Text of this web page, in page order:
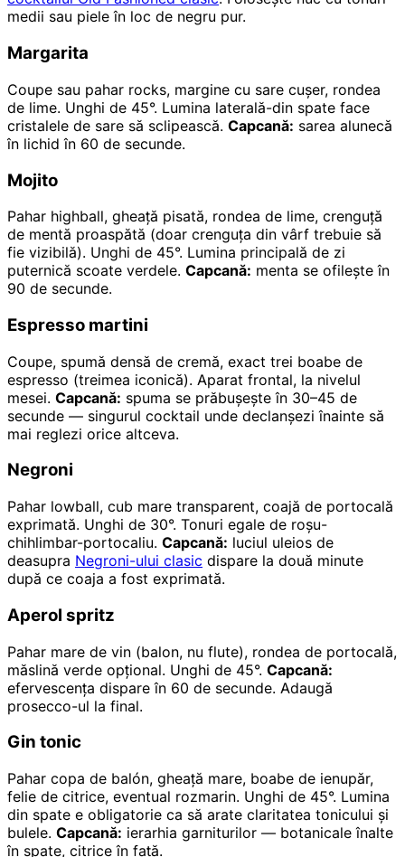
medii sau piele în loc de negru pur.
Margarita
Coupe sau pahar rocks, margine cu sare cușer, rondea
de lime. Unghi de 45°. Lumina laterală-din spate face
cristalele de sare să sclipească. Capcană: sarea alunecă
în lichid în 60 de secunde.
Mojito
Pahar highball, gheață pisată, rondea de lime, crenguță
de mentă proaspătă (doar crenguța din vârf trebuie să
fie vizibilă). Unghi de 45°. Lumina principală de zi
puternică scoate verdele. Capcană: menta se ofilește în
90 de secunde.
Espresso martini
Coupe, spumă densă de cremă, exact trei boabe de
espresso (treimea iconică). Aparat frontal, la nivelul
mesei. Capcană: spuma se prăbușește în 30–45 de
secunde — singurul cocktail unde declanșezi înainte să
mai reglezi orice altceva.
Negroni
Pahar lowball, cub mare transparent, coajă de portocală
exprimată. Unghi de 30°. Tonuri egale de roșu-
chihlimbar-portocaliu. Capcană: luciul uleios de
deasupra Negroni-ului clasic dispare la două minute
după ce coaja a fost exprimată.
Aperol spritz
Pahar mare de vin (balon, nu flute), rondea de portocală,
măslină verde opțional. Unghi de 45°. Capcană:
efervescența dispare în 60 de secunde. Adaugă
prosecco-ul la final.
Gin tonic
Pahar copa de balón, gheață mare, boabe de ienupăr,
felie de citrice, eventual rozmarin. Unghi de 45°. Lumina
din spate e obligatorie ca să arate claritatea tonicului și
bulele. Capcană: ierarhia garniturilor — botanicale înalte
în spate, citrice în față.